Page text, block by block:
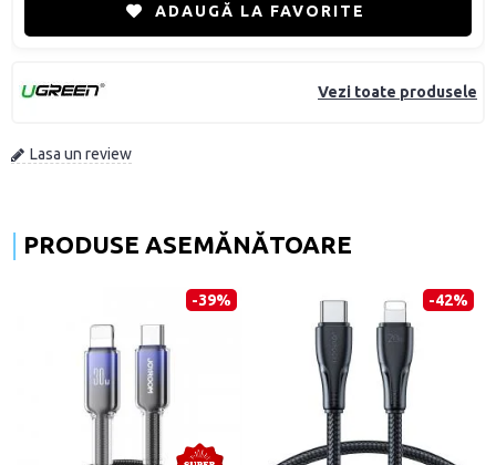
Vezi toate produsele
Lasa un review
ADAUGĂ LA FAVORITE
PRODUSE ASEMĂNĂTOARE
-39% -42%